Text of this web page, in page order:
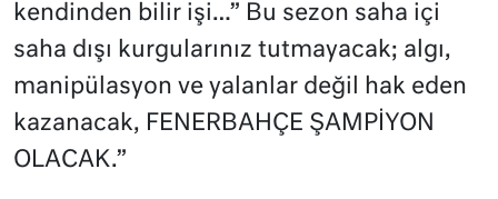
kendinden bilir işi…” Bu sezon saha içi
saha dışı kurgularınız tutmayacak; algı,
manipülasyon ve yalanlar değil hak eden
kazanacak, FENERBAHÇE ŞAMPİYON
OLACAK.”